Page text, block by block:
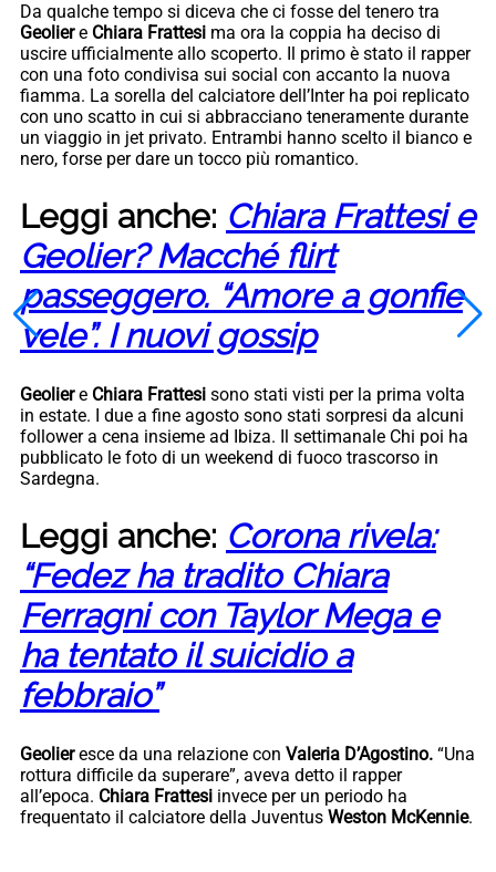
Da qualche tempo si diceva che ci fosse del tenero tra
Geoliere Chiara Frattesi ma ora la coppia ha deciso di
uscire ufficialmente allo scoperto. Il primo è stato il rapper
con una foto condivisa sui social con accanto la nuova
fiamma. La sorella del calciatore dell’Inter ha poi replicato
con uno scatto in cui si abbracciano teneramente durante
un viaggio in jet privato. Entrambi hanno scelto il bianco e
nero, forse per dare un tocco più romantico.
Leggi anche: Chiara Frattesi e
Geolier? Macché flirt
passeggero. “Amore a gonfie
vele”. I nuovi gossip
Geoliere Chiara Frattesi sono stati visti per la prima volta
in estate. I due a fine agosto sono stati sorpresi da alcuni
follower a cena insieme ad Ibiza. Il settimanale Chi poi ha
pubblicato le foto di un weekend di fuoco trascorso in
Sardegna.
Leggi anche: Corona rivela:
“Fedez ha tradito Chiara
Ferragni con Taylor Mega e
ha tentato il suicidio a
febbraio”
Geolieresce da una relazione con Valeria D’Agostino. “Una
rottura difficile da superare”, aveva detto il rapper
all’epoca. Chiara Frattesi invece per un periodo ha
frequentato il calciatore della Juventus Weston McKennie.